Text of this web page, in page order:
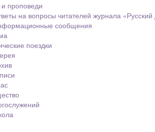
проповеди
на вопросы читателей журнала
сообщения
поездки